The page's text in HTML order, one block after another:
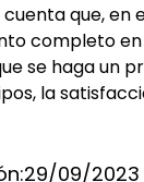
que, en
completo
se haga un
la
29/09/2023